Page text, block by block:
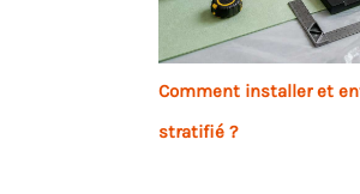
Comment installer et
stratifié ?